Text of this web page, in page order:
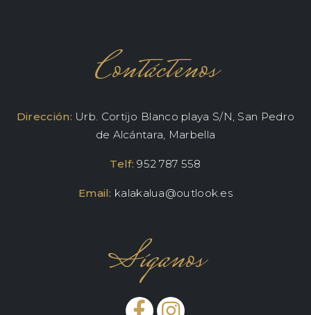
Contáctenos
Dirección: Urb. Cortijo Blanco playa S/N, San Pedro
de Alcántara, Marbella
Telf: 952 787 558
Email: kalakalua@outlook.es
Síganos